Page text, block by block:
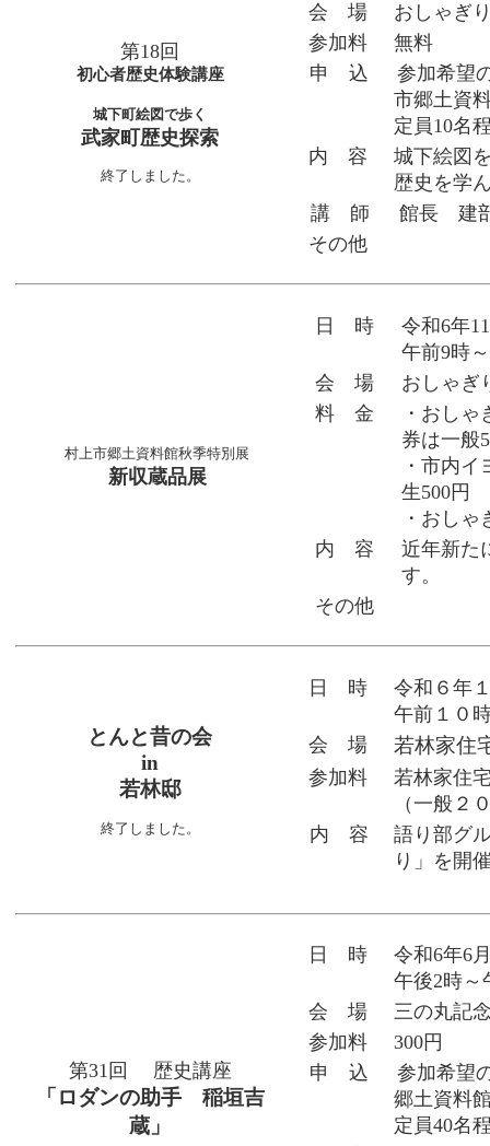
第18回
初心者歴史体験講座
城下町絵図で歩く
武家町歴史探索
終了しました。
会 場
おしゃぎ
参加料
無料
申 込
参加希望
市郷土資
定員10名
内 容
城下絵図
歴史を学
講 師
館長 建
その他
村上市郷土資料館秋季特別展
新収蔵品展
日 時
令和6年
午前9時
会 場
おしゃぎ
料 金
・おし
券は一般
・市内
生500円
・おし
内 容
近年新た
す。
その他
とんと昔の会
in
若林邸
終了しました。
日 時
令和６年
午前１０
会 場
若林家住
参加料
若林家住
（一般２
内 容
語り部グ
り」を開
第31回 歴史講座
「ロダンの助手 稲垣吉
蔵」
日 時
令和6年6
午後2時～
会 場
三の丸記
参加料
300円
申 込
参加希望
郷土資料
定員40名